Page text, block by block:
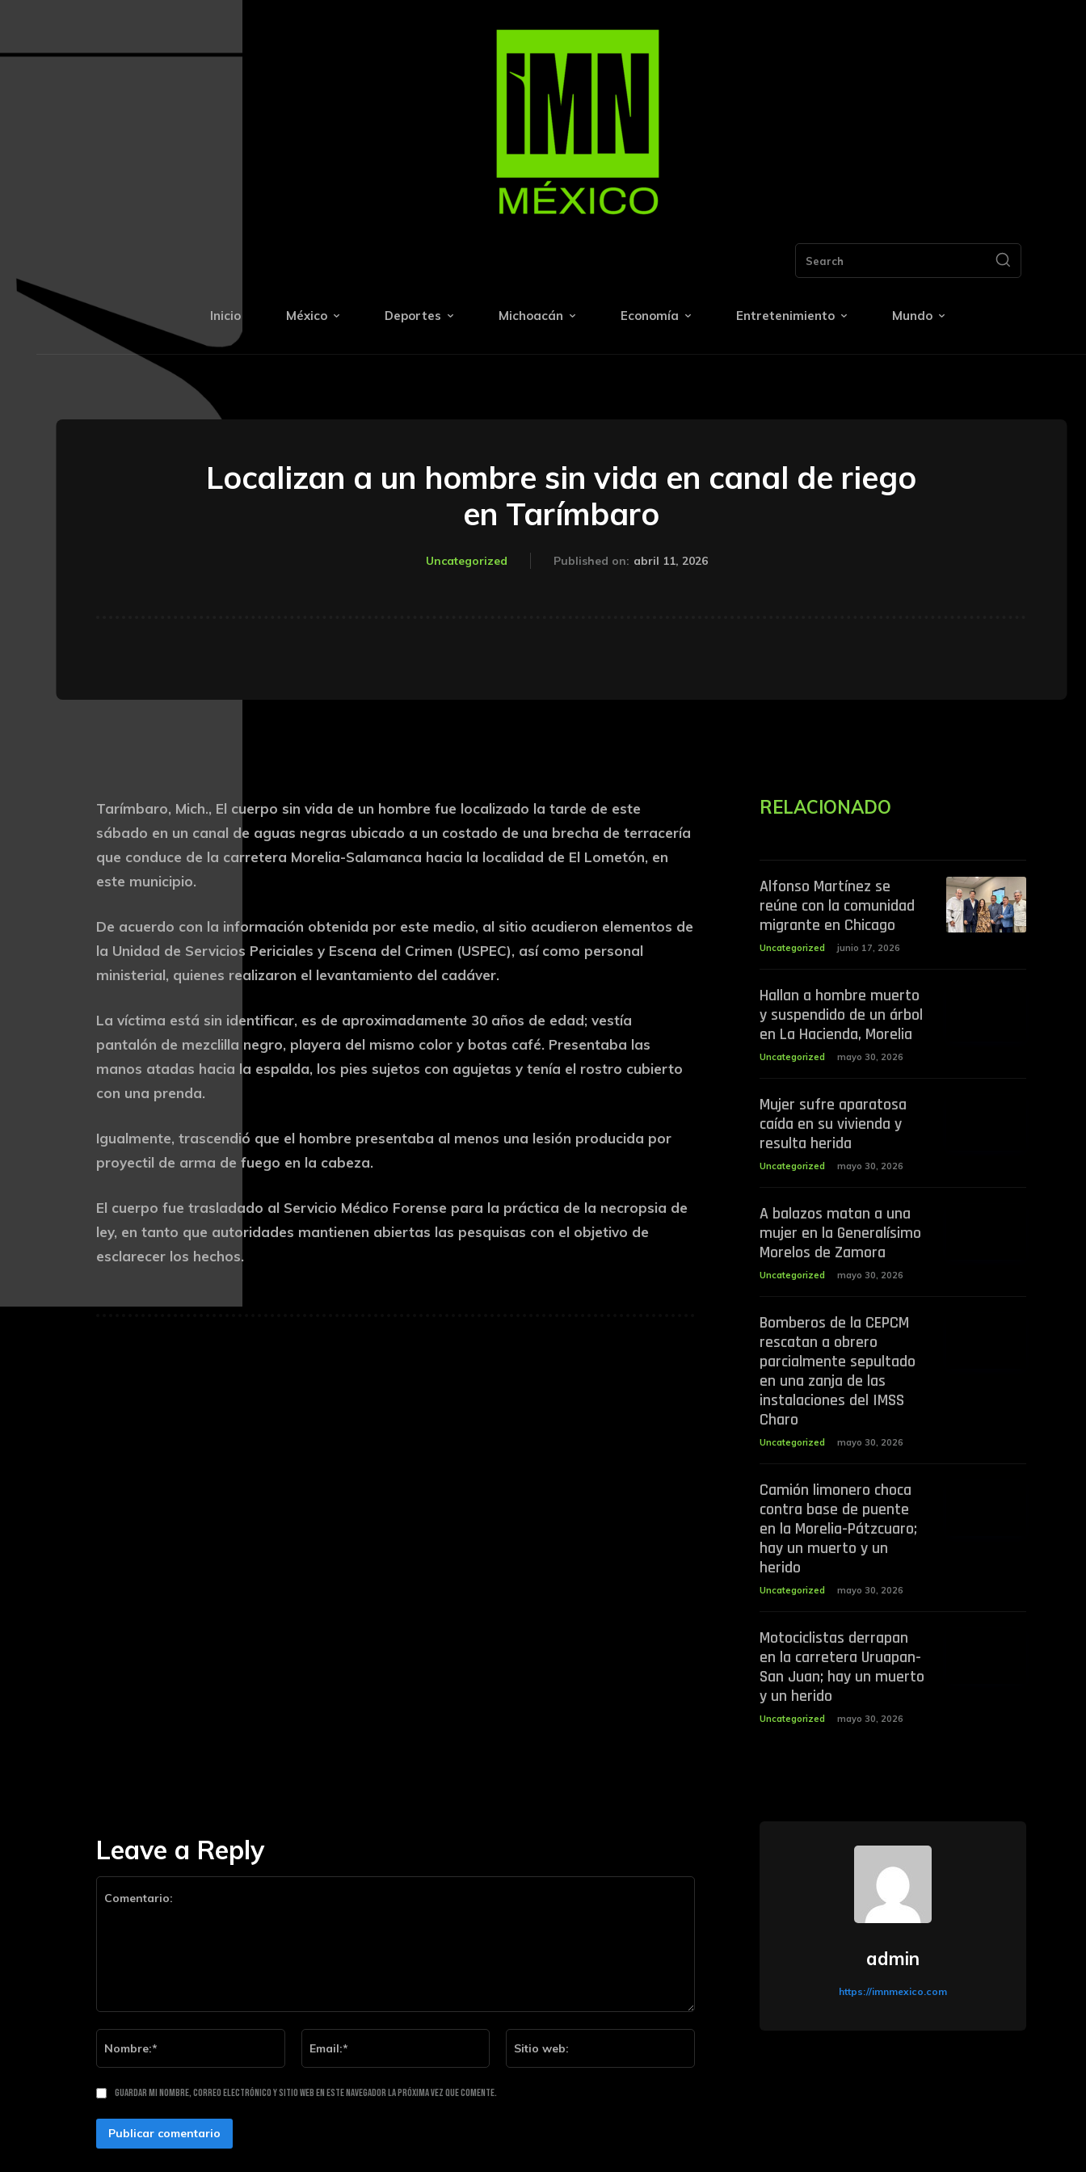
Search
Inicio México Deportes Michoacán Economía Entretenimiento Mundo
Localizan a un hombre sin vida en canal de riego
en Tarímbaro
Uncategorized Published on: abril 11, 2026
Tarímbaro, Mich., El cuerpo sin vida de un hombre fue localizado la tarde de este
sábado en un canal de aguas negras ubicado a un costado de una brecha de terracería
que conduce de la carretera Morelia-Salamanca hacia la localidad de El Lometón, en
este municipio.
De acuerdo con la información obtenida por este medio, al sitio acudieron elementos de
la Unidad de Servicios Periciales y Escena del Crimen (USPEC), así como personal
ministerial, quienes realizaron el levantamiento del cadáver.
La víctima está sin identificar, es de aproximadamente 30 años de edad; vestía
pantalón de mezclilla negro, playera del mismo color y botas café. Presentaba las
manos atadas hacia la espalda, los pies sujetos con agujetas y tenía el rostro cubierto
con una prenda.
Igualmente, trascendió que el hombre presentaba al menos una lesión producida por
proyectil de arma de fuego en la cabeza.
El cuerpo fue trasladado al Servicio Médico Forense para la práctica de la necropsia de
ley, en tanto que autoridades mantienen abiertas las pesquisas con el objetivo de
esclarecer los hechos.
RELACIONADO
Alfonso Martínez se
reúne con la comunidad
migrante en Chicago
Uncategorized junio 17, 2026
Hallan a hombre muerto
y suspendido de un árbol
en La Hacienda, Morelia
Uncategorized mayo 30, 2026
Mujer sufre aparatosa
caída en su vivienda y
resulta herida
Uncategorized mayo 30, 2026
A balazos matan a una
mujer en la Generalísimo
Morelos de Zamora
Uncategorized mayo 30, 2026
Bomberos de la CEPCM
rescatan a obrero
parcialmente sepultado
en una zanja de las
instalaciones del IMSS
Charo
Uncategorized mayo 30, 2026
Camión limonero choca
contra base de puente
en la Morelia-Pátzcuaro;
hay un muerto y un
herido
Uncategorized mayo 30, 2026
Motociclistas derrapan
en la carretera Uruapan-
San Juan; hay un muerto
y un herido
Uncategorized mayo 30, 2026
Leave a Reply
Guardar mi nombre, correo electrónico y sitio web en este navegador la próxima vez que comente.
admin
https://imnmexico.com